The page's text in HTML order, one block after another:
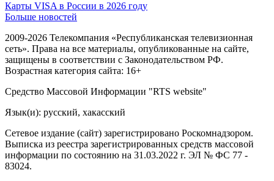
Карты VISA в России в 2026 году
Больше новостей
2009-2026 Телекомпания «Республиканская телевизионная
сеть». Права на все материалы, опубликованные на сайте,
защищены в соответствии с Законодательством РФ.
Возрастная категория сайта: 16+
Средство Массовой Информации "RTS website"
Язык(и): русский, хакасский
Сетевое издание (сайт) зарегистрировано Роскомнадзором.
Выписка из реестра зарегистрированных средств массовой
информации по состоянию на 31.03.2022 г. ЭЛ № ФС 77 -
83024.